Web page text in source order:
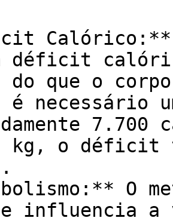
Calórico:**
déficit
que o
é necessário
kg, o déficit
O
influencia a